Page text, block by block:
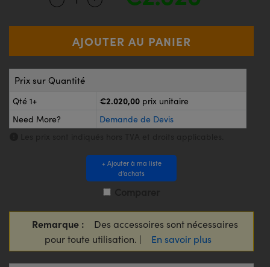
de Poche ou à Mesure Directe
pour Caméras
Optiques Lightpath
Prix sur Quantité
Qté 1+ €2.020,00 prix unitaire
Need More?
Demande de Devis
+ Ajouter à ma liste
d’achats
Remarque :
Des accessoires sont nécessaires
pour toute utilisation. |
En savoir plus